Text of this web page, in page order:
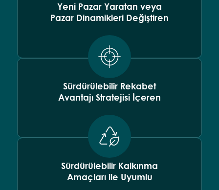
Yeni Pazar Yaratan veya
Pazar Dinamikleri Değiştiren
Sürdürülebilir Rekabet
Avantajı Stratejisi İçeren
Sürdürülebilir Kalkınma
Amaçları ile Uyumlu